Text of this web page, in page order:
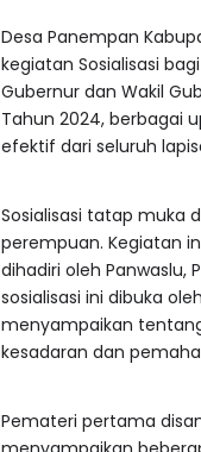
Desa Panempan
kegiatan Sosialisasi
Gubernur dan Wakil
Tahun 2024, berbagai
efektif dari seluruh
Sosialisasi tatap muka
perempuan. Kegiatan
dihadiri oleh Panwaslu,
sosialisasi ini dibuka
menyampaikan
kesadaran dan
Pemateri pertama